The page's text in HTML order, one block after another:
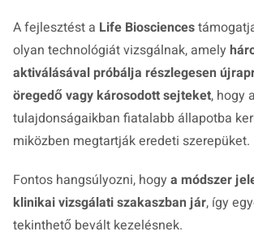
A fejlesztést a Life Biosciences
olyan technológiát vizsgálnak, amely
aktiválásával próbálja részlegesen
öregedő vagy károsodott sejteket, hogy
tulajdonságaikban fiatalabb állapotba
miközben megtartják eredeti szerepüket.
Fontos hangsúlyozni, hogy a módszer
klinikai vizsgálati szakaszban jár, így
tekinthető bevált kezelésnek.